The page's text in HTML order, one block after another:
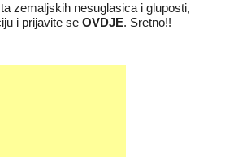
zemaljskih nesuglasica i gluposti,
i prijavite se OVDJE. Sretno!!